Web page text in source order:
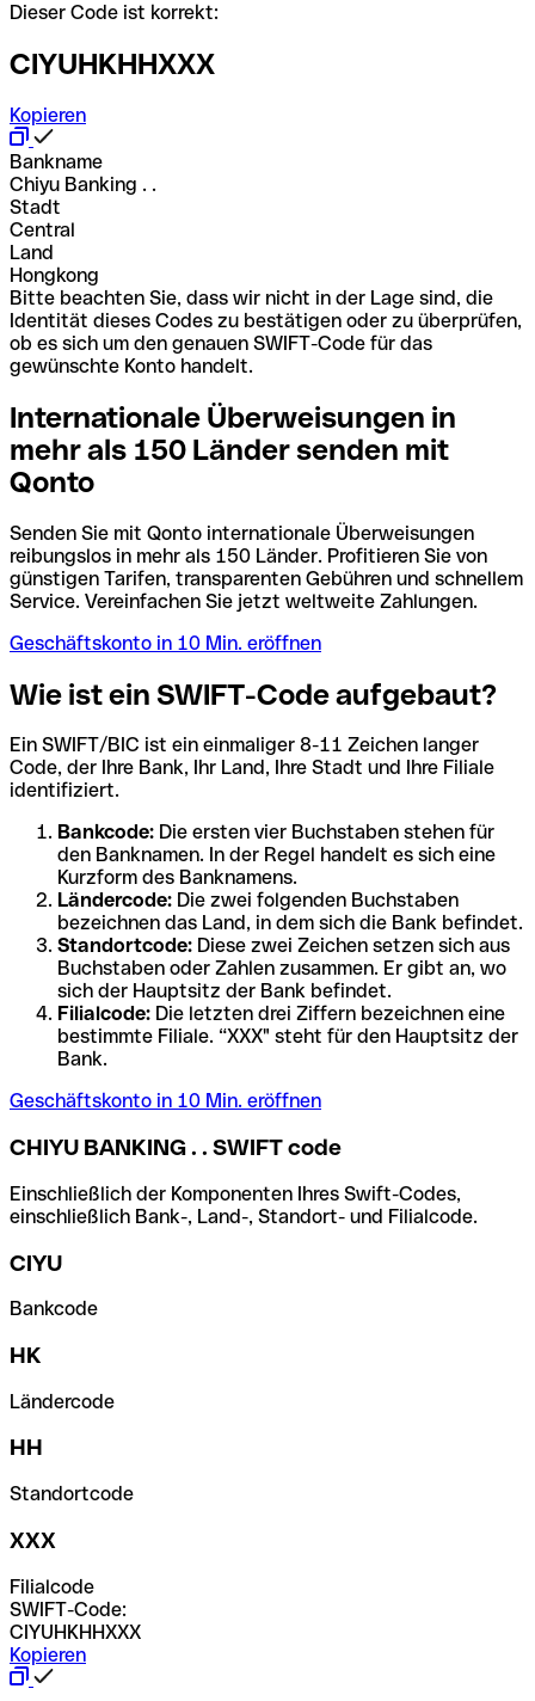
Dieser Code ist korrekt:
CIYUHKHHXXX
Kopieren
Bankname
Chiyu Banking . .
Stadt
Central
Land
Hongkong
Bitte beachten Sie, dass wir nicht in der Lage sind, die
Identität dieses Codes zu bestätigen oder zu überprüfen,
ob es sich um den genauen SWIFT-Code für das
gewünschte Konto handelt.
Internationale Überweisungen in
mehr als 150 Länder senden mit
Qonto
Senden Sie mit Qonto internationale Überweisungen
reibungslos in mehr als 150 Länder. Profitieren Sie von
günstigen Tarifen, transparenten Gebühren und schnellem
Service. Vereinfachen Sie jetzt weltweite Zahlungen.
Geschäftskonto in 10 Min. eröffnen
Wie ist ein SWIFT-Code aufgebaut?
Ein SWIFT/BIC ist ein einmaliger 8-11 Zeichen langer
Code, der Ihre Bank, Ihr Land, Ihre Stadt und Ihre Filiale
identifiziert.
Bankcode: Die ersten vier Buchstaben stehen für
den Banknamen. In der Regel handelt es sich eine
Kurzform des Banknamens.
Ländercode: Die zwei folgenden Buchstaben
bezeichnen das Land, in dem sich die Bank befindet.
Standortcode: Diese zwei Zeichen setzen sich aus
Buchstaben oder Zahlen zusammen. Er gibt an, wo
sich der Hauptsitz der Bank befindet.
Filialcode: Die letzten drei Ziffern bezeichnen eine
bestimmte Filiale. “XXX" steht für den Hauptsitz der
Bank.
Geschäftskonto in 10 Min. eröffnen
CHIYU BANKING . . SWIFT code
Einschließlich der Komponenten Ihres Swift-Codes,
einschließlich Bank-, Land-, Standort- und Filialcode.
CIYU
Bankcode
HK
Ländercode
HH
Standortcode
XXX
Filialcode
SWIFT-Code:
CIYUHKHHXXX
Kopieren